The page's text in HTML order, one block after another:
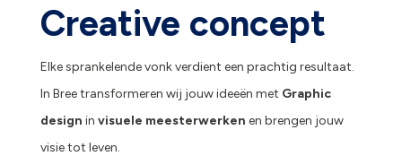
Creative concept
Elke sprankelende vonk verdient een prachtig resultaat.
In Bree transformeren wij jouw ideeën met Graphic
design in visuele meesterwerken en brengen jouw
visie tot leven.